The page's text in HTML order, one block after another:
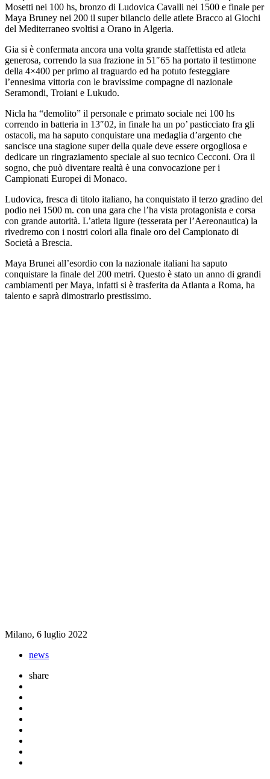
Mosetti nei 100 hs, bronzo di Ludovica Cavalli nei 1500 e finale per
Maya Bruney nei 200 il super bilancio delle atlete Bracco ai Giochi
del Mediterraneo svoltisi a Orano in Algeria.
Gia si è confermata ancora una volta grande staffettista ed atleta
generosa, correndo la sua frazione in 51″65 ha portato il testimone
della 4×400 per primo al traguardo ed ha potuto festeggiare
l’ennesima vittoria con le bravissime compagne di nazionale
Seramondi, Troiani e Lukudo.
Nicla ha “demolito” il personale e primato sociale nei 100 hs
correndo in batteria in 13″02, in finale ha un po’ pasticciato fra gli
ostacoli, ma ha saputo conquistare una medaglia d’argento che
sancisce una stagione super della quale deve essere orgogliosa e
dedicare un ringraziamento speciale al suo tecnico Cecconi. Ora il
sogno, che può diventare realtà è una convocazione per i
Campionati Europei di Monaco.
Ludovica, fresca di titolo italiano, ha conquistato il terzo gradino del
podio nei 1500 m. con una gara che l’ha vista protagonista e corsa
con grande autorità. L’atleta ligure (tesserata per l’Aereonautica) la
rivedremo con i nostri colori alla finale oro del Campionato di
Società a Brescia.
Maya Brunei all’esordio con la nazionale italiani ha saputo
conquistare la finale del 200 metri. Questo è stato un anno di grandi
cambiamenti per Maya, infatti si è trasferita da Atlanta a Roma, ha
talento e saprà dimostrarlo prestissimo.
Milano, 6 luglio 2022
news
share